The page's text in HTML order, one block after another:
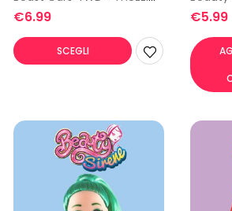
da lavoro
€6.99
SCEGLI
€5.99